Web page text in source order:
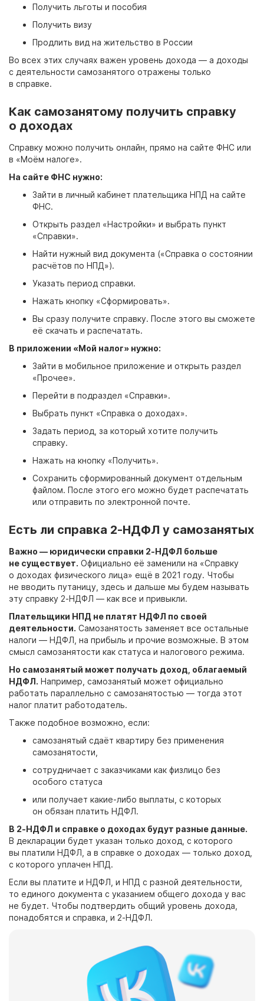
Получить льготы и пособия
Получить визу
Продлить вид на жительство в России
Во всех этих случаях важен уровень дохода — а доходы
с деятельности самозанятого отражены только
в справке.
Как самозанятому получить справку
о доходах
Справку можно получить онлайн, прямо на сайте ФНС или
в «Моём налоге».
На сайте ФНС нужно:
Зайти в личный кабинет плательщика НПД на сайте
ФНС.
Открыть раздел «Настройки» и выбрать пункт
«Справки».
Найти нужный вид документа («Справка о состоянии
расчётов по НПД»).
Указать период справки.
Нажать кнопку «Сформировать».
Вы сразу получите справку. После этого вы сможете
её скачать и распечатать.
В приложении «Мой налог» нужно:
Зайти в мобильное приложение и открыть раздел
«Прочее».
Перейти в подраздел «Справки».
Выбрать пункт «Справка о доходах».
Задать период, за который хотите получить
справку.
Нажать на кнопку «Получить».
Сохранить сформированный документ отдельным
файлом. После этого его можно будет распечатать
или отправить по электронной почте.
Есть ли справка 2-НДФЛ у самозанятых
Важно — юридически справки 2-НДФЛ больше
не существует. Официально её заменили на «Справку
о доходах физического лица» ещё в 2021 году. Чтобы
не вводить путаницу, здесь и дальше мы будем называть
эту справку 2-НДФЛ — как все и привыкли.
Плательщики НПД не платят НДФЛ по своей
деятельности. Самозанятость заменяет все остальные
налоги — НДФЛ, на прибыль и прочие возможные. В этом
смысл самозанятости как статуса и налогового режима.
Но самозанятый может получать доход, облагаемый
НДФЛ. Например, самозанятый может официально
работать параллельно с самозанятостью — тогда этот
налог платит работодатель.
Также подобное возможно, если:
самозанятый сдаёт квартиру без применения
самозанятости,
сотрудничает с заказчиками как физлицо без
особого статуса
или получает какие-либо выплаты, с которых
он обязан платить НДФЛ.
В 2-НДФЛ и справке о доходах будут разные данные.
В декларации будет указан только доход, с которого
вы платили НДФЛ, а в справке о доходах — только доход,
с которого уплачен НПД.
Если вы платите и НДФЛ, и НПД с разной деятельности,
то единого документа с указанием общего дохода у вас
не будет. Чтобы подтвердить общий уровень дохода,
понадобятся и справка, и 2-НДФЛ.